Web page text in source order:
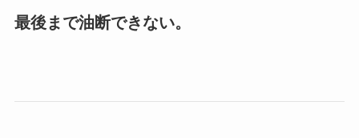
最後まで油断できない。